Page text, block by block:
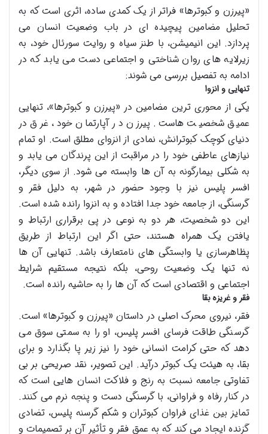
«پیرزن و کبوترها» فراتر از یک کمدی ساده، اثری است که به
تحلیل مضامین پیچیده ای در باب وضعیت انسان می
پردازد. این انیمیشن، با طنز سیاه و روایت سورئال خود، به
زیرلایه های روان شناختی و اجتماعی دست می یابد که در
ادامه به تفصیل بررسی می شوند:
تنهایی و انزوا
یکی از محوری ترین مضامین در «پیرزن و کبوترها»، تنهایی
عمیق شخصیت هاست. پیرزن در آپارتمان خود، غرق در
دنیای کوچک کبوترانش، نمادی از انزوای مطلق است. او تمام
نیازهای عاطفی خود را در مراقبت از این پرندگان می یابد و
به شکلی بیمارگونه به آن ها وابسته می شود. از سوی دیگر،
افسر پلیس نیز با وجود حضور در شهر، به دلیل فقر و
گرسنگی، از جامعه خود جدا افتاده و به انزوا رانده شده است.
این دو شخصیت، هر دو به نوعی در پی برقراری ارتباط و
یافتن یک همراه هستند، حتی اگر این ارتباط از طریق
پظاهرسازی یا وابستگی های نامتعارف باشد. تنهایی آن ها
نه تنها یک وضعیت روحی، بلکه نتیجه مستقیم شرایط
اجتماعی و اقتصادی است که آن ها را به حاشیه رانده است.
فقر و غریزه بقا
فقر، نیروی محرک اصلی در داستان «پیرزن و کبوترها» است.
گرسنگی طاقت فرسای افسر پلیس، او را به سمتی سوق می
دهد که حتی کرامت انسانی خود را نیز زیر پا بگذارد و برای
بقا، به هیئت یک کبوتر درآید. این تصویر، نقد صریحی بر بی
تفاوتی جامعه نسبت به رنج و فلاکت انسان هایی است که
در کنار رفاه و فراوانی، با گرسنگی دست و پنجه نرم می کنند.
تمایز بین غذای فراوان کبوتران و شکم گرسنه پلیس، تضادی
گزنده ایجاد می کند که به عمق فقر و تأثیر آن بر تصمیمات و